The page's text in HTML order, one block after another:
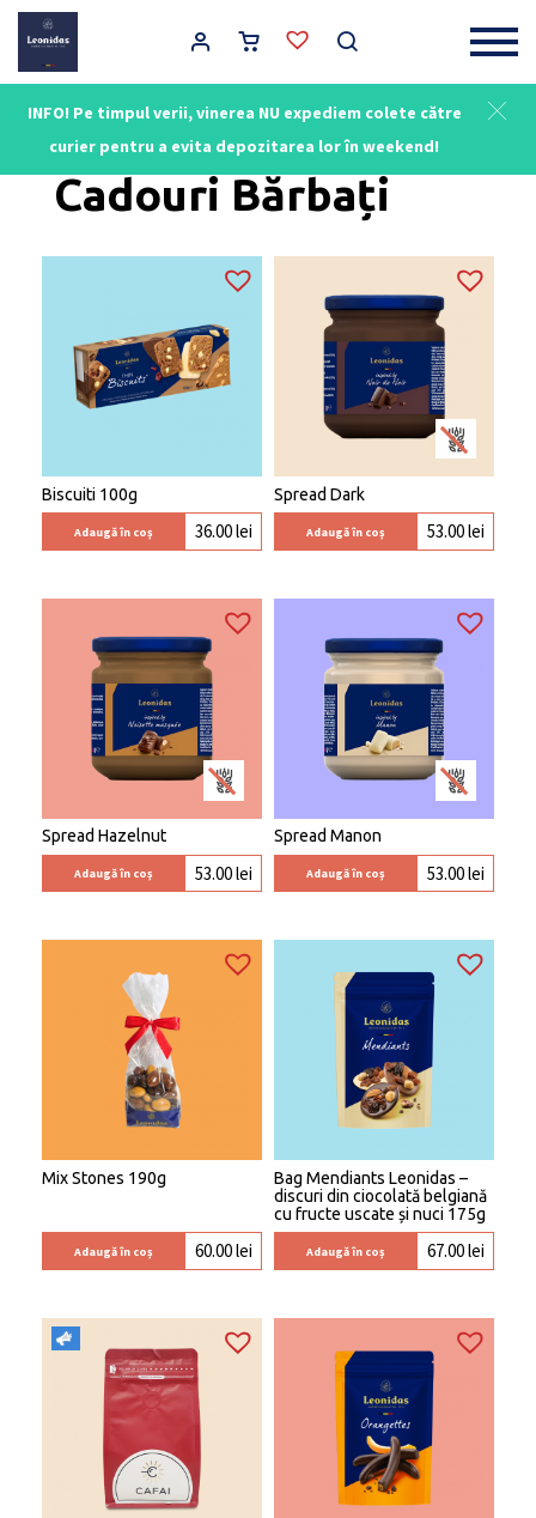
INFO! Pe timpul verii, vinerea NU expediem colete către
curier pentru a evita depozitarea lor în weekend!
Main Navigation
Cadouri Bărbați
Biscuiti 100g
Adaugă în coș 36.00lei
Spread Dark
Adaugă în coș 53.00lei
Spread Hazelnut
Adaugă în coș 53.00lei
Spread Manon
Adaugă în coș 53.00lei
Mix Stones 190g
Adaugă în coș 60.00lei
Bag Mendiants Leonidas –
discuri din ciocolată belgiană
cu fructe uscate și nuci 175g
Adaugă în coș 67.00lei